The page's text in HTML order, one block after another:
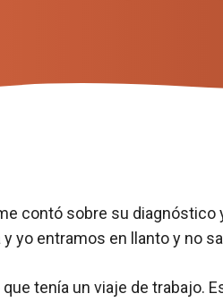
contó sobre su
yo entramos en llanto y no
tenía un viaje de trabajo.